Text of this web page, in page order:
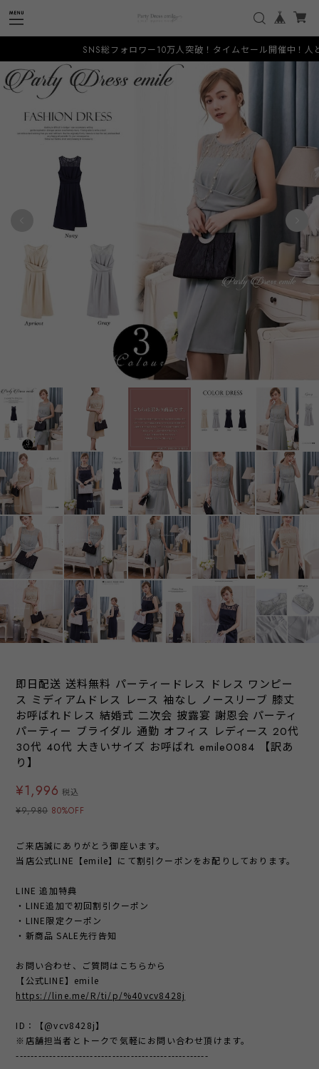
SNS総フォロワー10万人突破！タイムセール開催中！人
即日配送 送料無料 パーティードレス ドレス ワンピー
ス ミディアムドレス レース 袖なし ノースリーブ 膝丈
お呼ばれドレス 結婚式 二次会 披露宴 謝恩会 パーティ
パーティー ブライダル 通勤 オフィス レディース 20代
30代 40代 大きいサイズ お呼ばれ emile0084 【訳あ
り】
¥1,996 税込
¥9,980 80%OFF
ご来店誠にありがとう御座います。
当店公式LINE【emile】にて割引クーポンをお配りしております。
LINE 追加特典
・LINE追加で初回割引クーポン
・LINE限定クーポン
・新商品 SALE先行告知
お問い合わせ、ご質問はこちらから
【公式LINE】emile
https://line.me/R/ti/p/%40vcv8428j
ID：【@vcv8428j】
※店舗担当者とトークで気軽にお問い合わせ頂けます。
----------------------------------------------------